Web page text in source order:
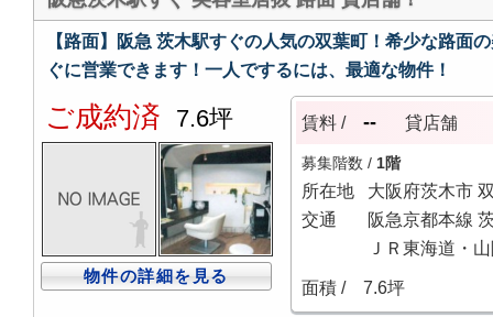
【路面】阪急 茨木駅すぐの人気の双葉町！希少な路面
ぐに営業できます！一人でするには、最適な物件！
ご成約済 7.6坪
物件の詳細を見る
賃料 / -- 貸店舗
募集階数 / 1階
所在地
大阪府茨木市
交通
阪急京都本線
ＪＲ東海道・
面積 /
7.6坪